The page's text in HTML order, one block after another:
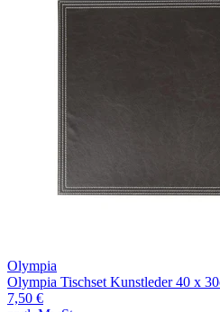
Olympia
Olympia Tischset Kunstleder 40 x
7,50 €